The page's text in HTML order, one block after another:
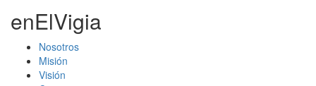
enElVigia
Nosotros
Misión
Visión